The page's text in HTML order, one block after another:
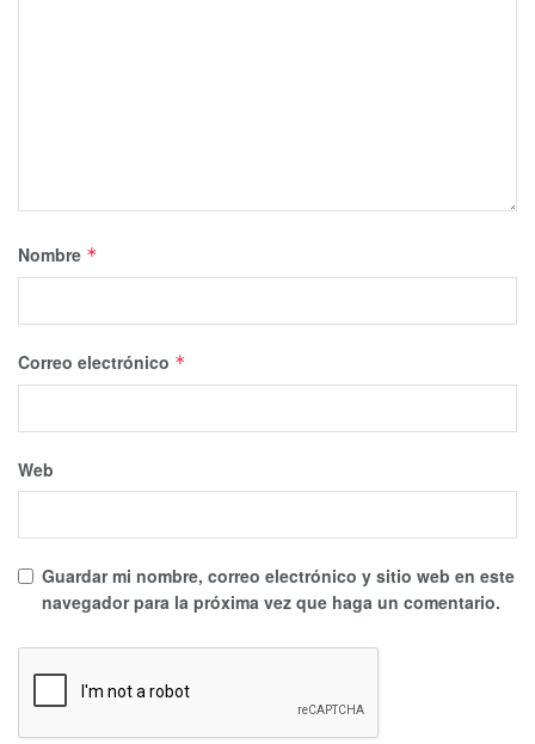
Nombre *
Correo electrónico *
Web
Guardar mi nombre, correo electrónico y sitio web en este
navegador para la próxima vez que haga un comentario.